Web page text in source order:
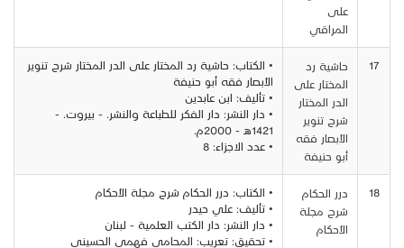
على
المراقي
17
حاشية رد
المختار على
الدر المختار
شرح تنوير
الأبصار فقه
أبو حنيفة
• الكتاب: حاشية رد المختار على الدر المختار شرح تنوير
الأبصار فقه أبو حنيفة
• تأليف: ابن عابدين
• دار النشر: دار الفكر للطباعة والنشر. - بيروت. -
1421هـ - 2000م.
• عدد الاجزاء: 8
18
درر الحكام
شرح مجلة
الأحكام
• الكتاب: درر الحكام شرح مجلة الأحكام
• تأليف: علي حيدر
• دار النشر: دار الكتب العلمية - لبنان
• تحقيق: تعريب: المحامي فهمي الحسيني